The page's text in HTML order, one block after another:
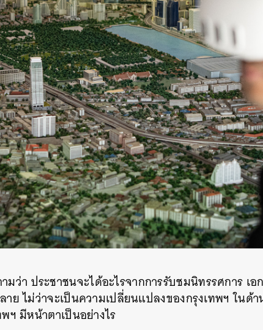
มว่า ประชาชนจะได้อะไรจากการรับชมนิทรรศการ
าย ไม่ว่าจะเป็นความเปลี่ยนแปลงของกรุงเทพฯ ใน
ฯ มีหน้าตาเป็นอย่างไร